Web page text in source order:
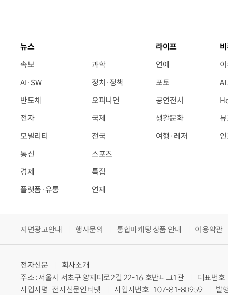
뉴스
속보
AI·SW
반도체
전자
모빌리티
통신
경제
플랫폼·유통
과학
정치·정책
오피니언
국제
전국
스포츠
특집
연재
라이프
연예
포토
공연전시
생활문화
여행·레저
지면광고안내 행사문의 통합마케팅 상품 안내 이용약관
전자신문
회사소개
주소 : 서울시 서초구 양재대로2길 22-16 호반파크1관
대표번
사업자명 : 전자신문인터넷
사업자번호 : 107-81-80959
발